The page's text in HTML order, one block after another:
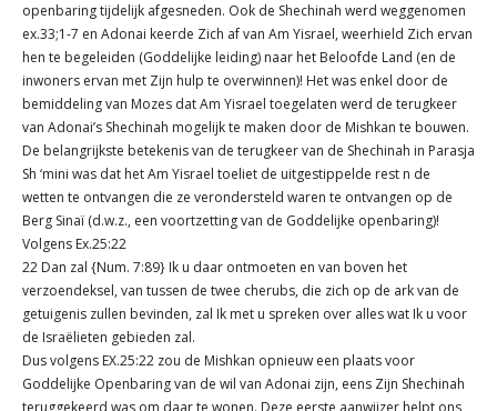
openbaring tijdelijk afgesneden. Ook de Shechinah werd weggenomen
ex.33;1-7 en Adonai keerde Zich af van Am Yisrael, weerhield Zich ervan
hen te begeleiden (Goddelijke leiding) naar het Beloofde Land (en de
inwoners ervan met Zijn hulp te overwinnen)! Het was enkel door de
bemiddeling van Mozes dat Am Yisrael toegelaten werd de terugkeer
van Adonai’s Shechinah mogelijk te maken door de Mishkan te bouwen.
De belangrijkste betekenis van de terugkeer van de Shechinah in Parasja
Sh ‘mini was dat het Am Yisrael toeliet de uitgestippelde rest n de
wetten te ontvangen die ze verondersteld waren te ontvangen op de
Berg Sinaï (d.w.z., een voortzetting van de Goddelijke openbaring)!
Volgens Ex.25:22
22 Dan zal {Num. 7:89} Ik u daar ontmoeten en van boven het
verzoendeksel, van tussen de twee cherubs, die zich op de ark van de
getuigenis zullen bevinden, zal Ik met u spreken over alles wat Ik u voor
de Israëlieten gebieden zal.
Dus volgens EX.25:22 zou de Mishkan opnieuw een plaats voor
Goddelijke Openbaring van de wil van Adonai zijn, eens Zijn Shechinah
teruggekeerd was om daar te wonen. Deze eerste aanwijzer helpt ons